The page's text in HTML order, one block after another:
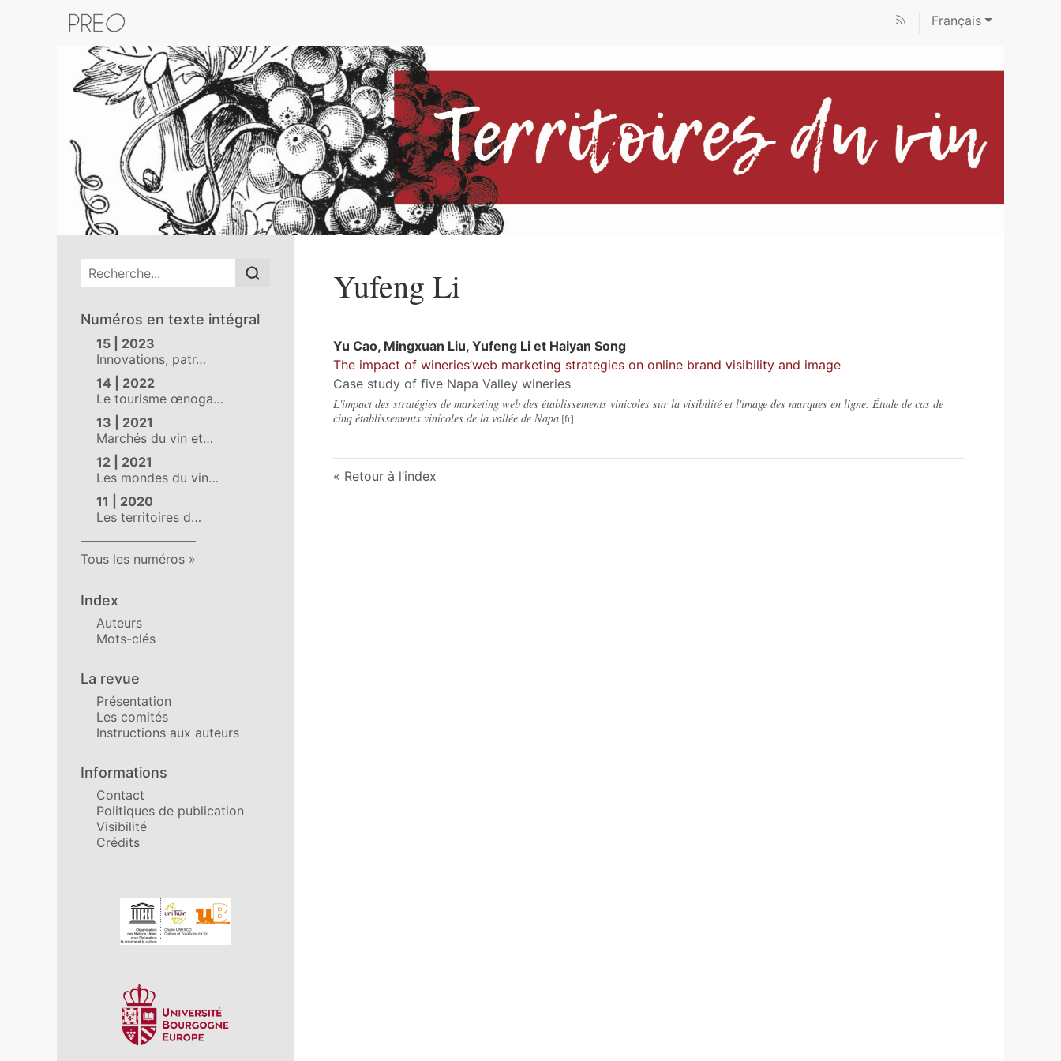
Français
Menu principal
Numéros en texte intégral
15 | 2023
Innovations, patr…
14 | 2022
Le tourisme œnoga…
13 | 2021
Marchés du vin et…
12 | 2021
Les mondes du vin…
11 | 2020
Les territoires d…
Tous les numéros
Index
Auteurs
Mots-clés
La revue
Présentation
Les comités
Instructions aux auteurs
Informations
Contact
Politiques de publication
Visibilité
Crédits
Affiliations/partenaires
Yufeng Li
Yu Cao, Mingxuan Liu, Yufeng Li et Haiyan Song
The impact of wineries’web marketing strategies on online brand visibility and image
Case study of five Napa Valley wineries
L'impact des stratégies de marketing web des établissements vinicoles sur la visibilité et l'image des marques en ligne. Étude de cas de
cinq établissements vinicoles de la vallée de Napa
Retour à l’index